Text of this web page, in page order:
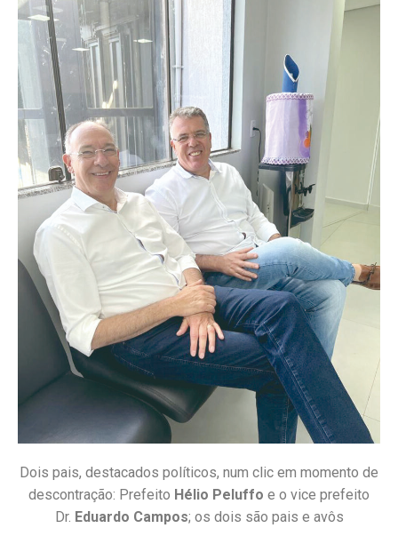
Dois pais, destacados políticos, num clic em momento de
descontração: Prefeito Hélio Peluffo e o vice prefeito
Dr. Eduardo Campos; os dois são pais e avôs